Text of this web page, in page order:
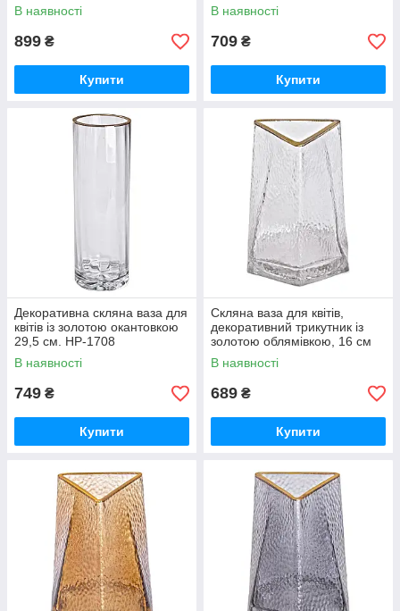
В наявності
899 ₴
Купити
В наявності
709 ₴
Купити
Декоративна скляна ваза для
квітів із золотою окантовкою
29,5 см. HP-1708
В наявності
749 ₴
Купити
Скляна ваза для квітів,
декоративний трикутник із
золотою облямівкою, 16 см
HP-1709
В наявності
689 ₴
Купити